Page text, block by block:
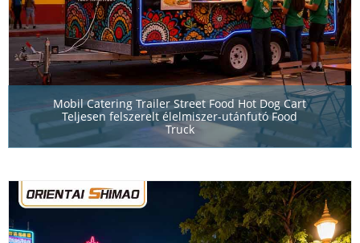
Mobil Catering Trailer Street Food Hot Dog Cart
Teljesen felszerelt élelmiszer-utánfutó Food
Truck